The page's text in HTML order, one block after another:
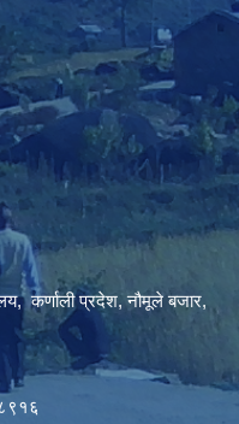
कर्णाली प्रदेश, नौमूले बजार,